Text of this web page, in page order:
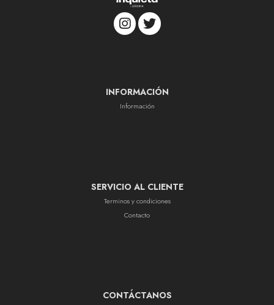
INFORMACIÓN
Información
SERVICIO AL CLIENTE
Terminos y condiciones
Contacto
CONTÁCTANOS